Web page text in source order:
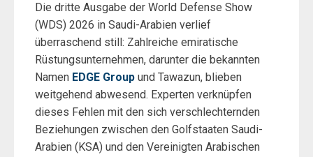
Die dritte Ausgabe der World Defense Show
(WDS) 2026 in Saudi-Arabien verlief
überraschend still: Zahlreiche emiratische
Rüstungsunternehmen, darunter die bekannten
Namen EDGE Group und Tawazun, blieben
weitgehend abwesend. Experten verknüpfen
dieses Fehlen mit den sich verschlechternden
Beziehungen zwischen den Golfstaaten Saudi-
Arabien (KSA) und den Vereinigten Arabischen